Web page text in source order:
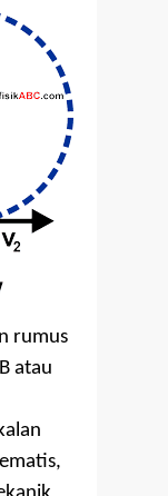
rumus
atau